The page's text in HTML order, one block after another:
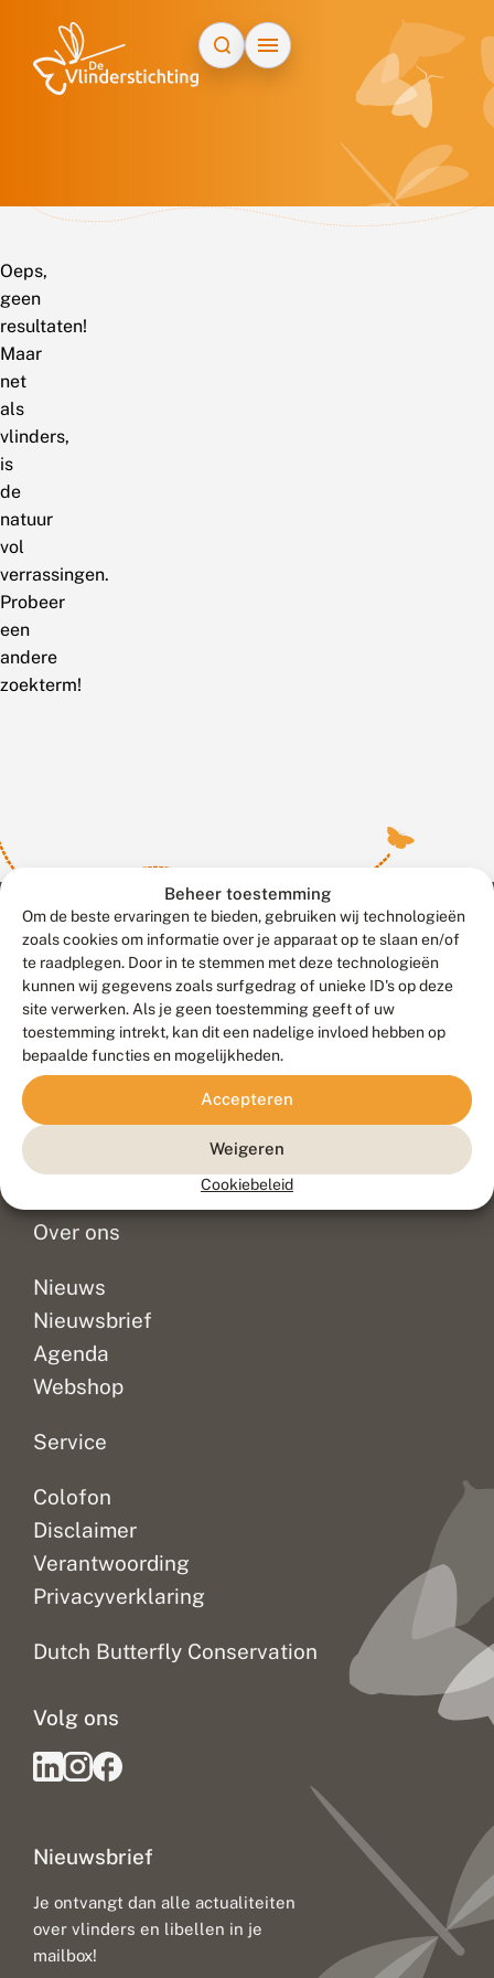
Beheer toestemming
Om de beste ervaringen te bieden, gebruiken wij technologieën
zoals cookies om informatie over je apparaat op te slaan en/of
te raadplegen. Door in te stemmen met deze technologieën
kunnen wij gegevens zoals surfgedrag of unieke ID's op deze
site verwerken. Als je geen toestemming geeft of uw
toestemming intrekt, kan dit een nadelige invloed hebben op
bepaalde functies en mogelijkheden.
Accepteren
Weigeren
Cookiebeleid
Oeps,
geen
resultaten!
Maar
net
als
vlinders,
is
de
natuur
vol
verrassingen.
Probeer
een
andere
zoekterm!
Contact
Veelgestelde vragen
Doneer
Over ons
Nieuws
Nieuwsbrief
Agenda
Webshop
Service
Colofon
Disclaimer
Verantwoording
Privacyverklaring
Dutch Butterfly Conservation
Nieuwsbrief
Je ontvangt dan alle actualiteiten
over vlinders en libellen in je
mailbox!
Volg ons
Meld waarnemingen© 2026 Vlinderstichting
Duurzaam ontwikkeld door
Go2People
, ontworpen door
Blue Field Agency
Privacy
Disclaimer
Sitemap